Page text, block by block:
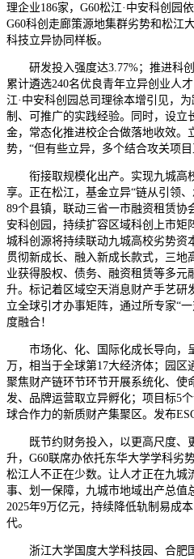
理企业186家，G60松江·中安科创园
G60科创走廊策源地集群劣势和松江
科技立异协同样板。
研发投入强度达3.77%；推进科创
累计遴选240名优良青年立异创业人
江·中安科创园总司理徐本增引见，
制、可推广的实践经验。同时，设立
金，常态化推进校企合做落地收效。
势，“但有些立异，多个结合攻关项目
衔接取规模化出产。实现九城高
享。正在松江，基金立异“链从引领
89个县镇，联动三省一市融资租赁协
安科创园，持续扩容区域科创上市矩
城科创源将持续联动九城高校劣势资
贯彻新成长、融入新成长款式，三地
业获得股权、债务、融资租赁等多元
升。标记着区域空天消息财产手艺研
立全球引才办事矩阵，通过所专家“
度融合！
市场化、化、国际化成长导向，
万，相当于全球第17大经济体；园区
聚焦财产链环节环节开展系统化、使
发、品牌运营取立异孵化；项目标5
球合作力的新质财产集聚区。发布
既节约财务投入，以更高尺度、
升，G60联席办依托东华大学学科劣
松江人不正在少数。让人才正在九城
事、划一保障，九城市地域出产总值
2025年9万亿元，持续降低轨制易成
代。
浙江大学国度大学科技园、合肥